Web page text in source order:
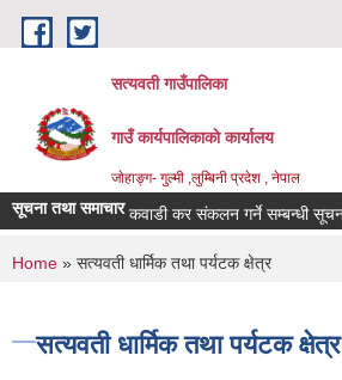
Skip to main content
सत्यवती गाउँपालिका
गाउँ कार्यपालिकाकाे कार्यालय
जाेहाङ्ग- गुल्मी ,लुम्बिनी प्रदेश , नेपाल
सूचना तथा समाचारकवाडी कर संकलन गर्ने सम्बन्धी सूचना ।
You are here
Home » सत्यवती धार्मिक तथा पर्यटक क्षेत्र
सत्यवती धार्मिक तथा पर्यटक क्षेत्र